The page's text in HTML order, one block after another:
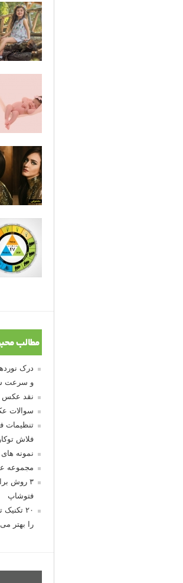
مطالب
و سرعت
نقد عکس
سوالات
تنظیمات
فلاش
نمونه
مجموعه
۳ روش
فتوشاپ
۲۰
را بهتر می